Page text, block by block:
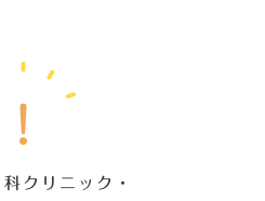
クリニック・